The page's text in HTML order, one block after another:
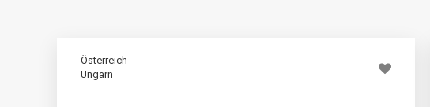
Österreich
Ungarn